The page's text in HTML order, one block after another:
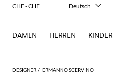
DESIGNER ERMANNO SCERVINO
DAMEN HERREN KINDER
CHE - CHF
Deutsch
Français
日本語